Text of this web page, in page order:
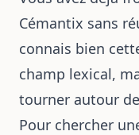
Cémantix sans
connais bien
champ lexical,
tourner autour
Pour chercher